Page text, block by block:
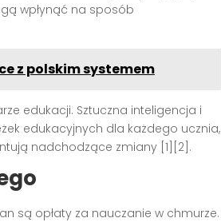
wpłynąć na sposób
z polskim systemem
edukacji. Sztuczna inteligencja i
edukacyjnych dla każdego ucznia,
nadchodzące zmiany [1][2].
są opłaty za nauczanie w chmurze.